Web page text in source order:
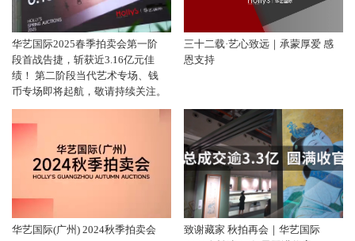
华艺国际2025春季拍卖会第一阶
段首战告捷，斩获近3.16亿元佳
绩！ 第二阶段当代艺术专场、钱
币专场即将起航，敬请持续关注。
三十二载·艺心致远｜承蒙厚爱 感
恩支持
华艺国际(广州) 2024秋季拍卖会
致谢藏家 秋拍再会｜华艺国际